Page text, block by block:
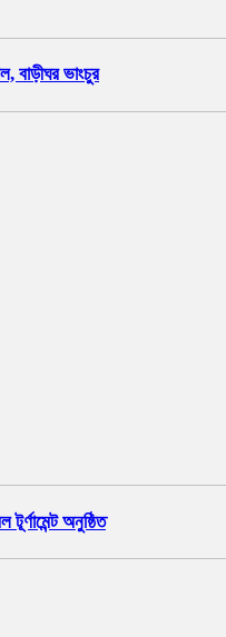
বাড়ীঘর ভাংচুর
অনুষ্ঠিত